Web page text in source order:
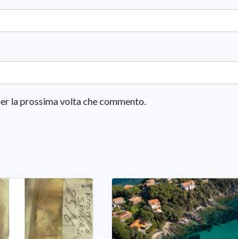
la prossima volta che commento.